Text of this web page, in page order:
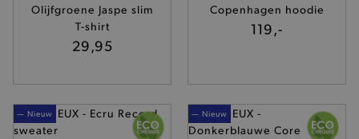
Olijfgroene Jaspe slim
T-shirt
29,95
Copenhagen hoodie
119,-
— Nieuw — Nieuw